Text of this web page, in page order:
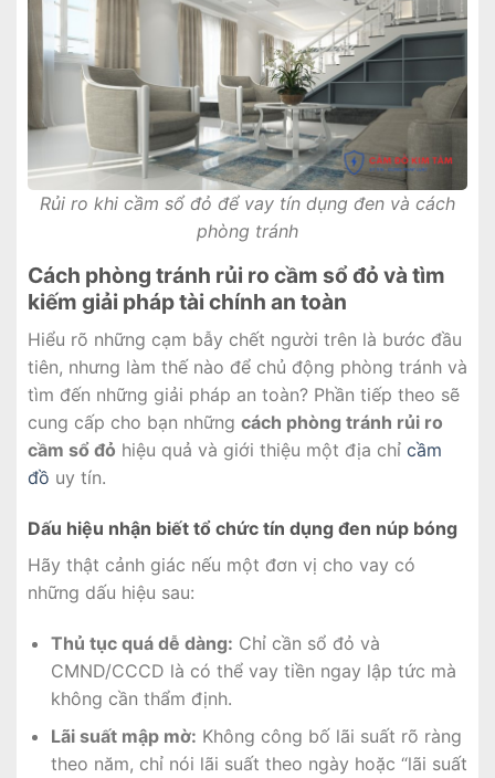
Rủi ro khi cầm sổ đỏ để vay tín dụng đen và cách
phòng tránh
Cách phòng tránh rủi ro cầm sổ đỏ và tìm
kiếm giải pháp tài chính an toàn
Hiểu rõ những cạm bẫy chết người trên là bước đầu
tiên, nhưng làm thế nào để chủ động phòng tránh và
tìm đến những giải pháp an toàn? Phần tiếp theo sẽ
cung cấp cho bạn những cách phòng tránh rủi ro
cầm sổ đỏ hiệu quả và giới thiệu một địa chỉ cầm
đồ uy tín.
Dấu hiệu nhận biết tổ chức tín dụng đen núp bóng
Hãy thật cảnh giác nếu một đơn vị cho vay có
những dấu hiệu sau:
Thủ tục quá dễ dàng: Chỉ cần sổ đỏ và
CMND/CCCD là có thể vay tiền ngay lập tức mà
không cần thẩm định.
Lãi suất mập mờ: Không công bố lãi suất rõ ràng
theo năm, chỉ nói lãi suất theo ngày hoặc “lãi suất